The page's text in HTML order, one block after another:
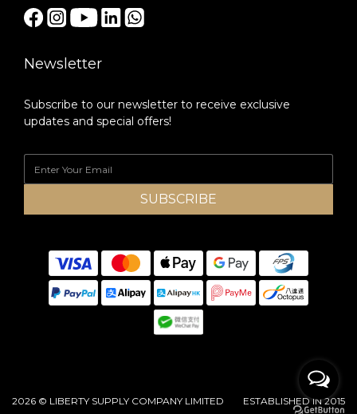
Newsletter
Subscribe to our newsletter to receive exclusive
updates and special offers!
SUBSCRIBE
2026 © LIBERTY SUPPLY COMPANY LIMITED ESTABLISHED IN 2015